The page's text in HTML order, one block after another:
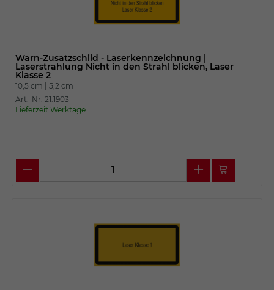
Warn-Zusatzschild - Laserkennzeichnung |
Laserstrahlung Nicht in den Strahl blicken, Laser
Klasse 2
10,5 cm | 5,2 cm
Art.-Nr. 21.1903
Lieferzeit Werktage